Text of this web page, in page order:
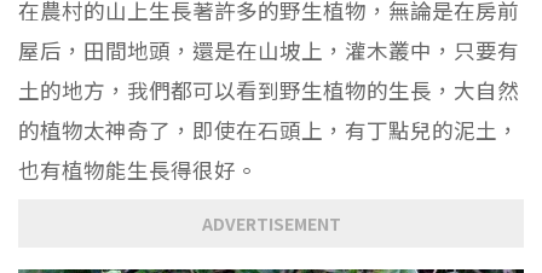
在農村的山上生長著許多的野生植物，無論是在房前
屋后，田間地頭，還是在山坡上，灌木叢中，只要有
土的地方，我們都可以看到野生植物的生長，大自然
的植物太神奇了，即使在石頭上，有丁點兒的泥土，
也有植物能生長得很好。
ADVERTISEMENT